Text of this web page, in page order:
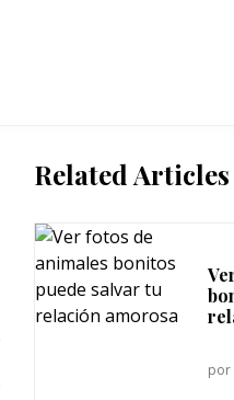
Related Articles
por